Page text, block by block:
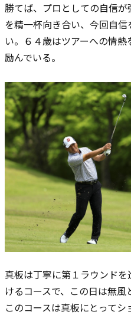
勝てば、プロとしての自信
を精一杯向き合い、今回自
い。６４歳はツアーへの情
励んでいる。
真板は丁寧に第１ラウンド
けるコースで、この日は無風
このコースは真板にとって